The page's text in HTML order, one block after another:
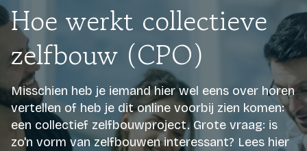
Hypotheekrente vergelijken
Hypotheek berekenen
Kennis
Tarieven
Hoe werkt collectieve
zelfbouw (CPO)
Misschien heb je iemand hier wel eens over horen
vertellen of heb je dit online voorbij zien komen:
een collectief zelfbouwproject. Grote vraag: is
zo'n vorm van zelfbouwen interessant? Lees hier